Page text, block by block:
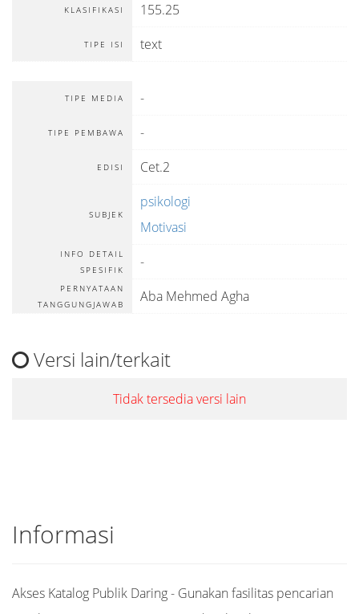
KLASIFIKASI 155.25
TIPE ISI text
TIPE MEDIA -
TIPE PEMBAWA -
EDISI Cet.2
SUBJEK
psikologi
Motivasi
INFO DETAIL
SPESIFIK
-
PERNYATAAN
TANGGUNGJAWAB
Aba Mehmed Agha
Versi lain/terkait
Tidak tersedia versi lain
Informasi
Akses Katalog Publik Daring - Gunakan fasilitas pencarian